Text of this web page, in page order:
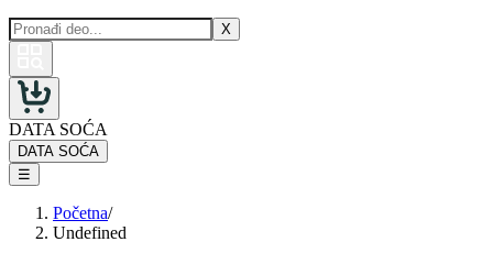
X
DATA SOĆA
DATA SOĆA
☰
Početna/
Undefined